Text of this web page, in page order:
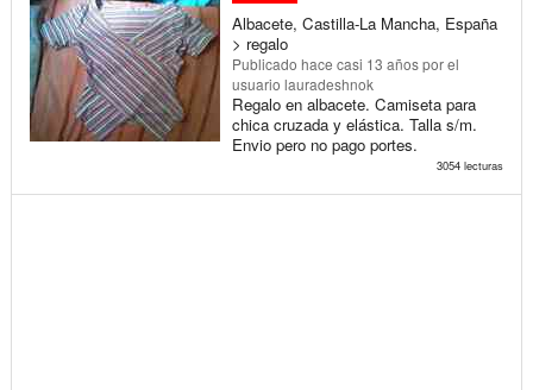
Albacete, Castilla-La Mancha, España
> regalo
Publicado hace casi 13 añospor el
usuario lauradeshnok
Regalo en albacete. Camiseta para
chica cruzada y elástica. Talla s/m.
Envio pero no pago portes.
3054 lecturas